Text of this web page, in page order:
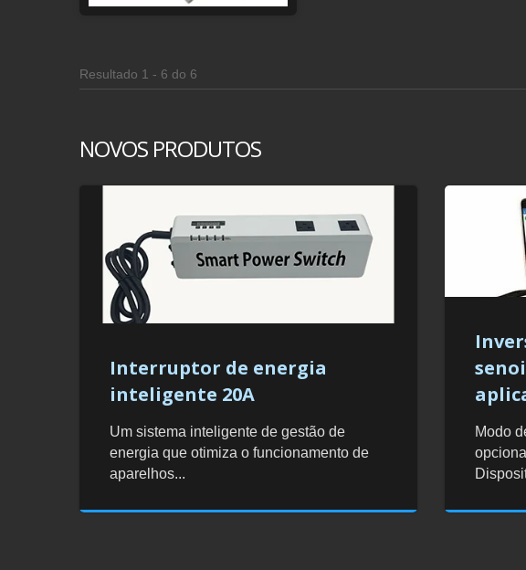
Resultado 1 - 6 do 6
NOVOS PRODUTOS
Interruptor de energia
inteligente 20A
Um sistema inteligente de gestão de
energia que otimiza o funcionamento de
aparelhos...
Modo